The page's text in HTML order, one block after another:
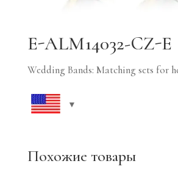
E-ALM14032-CZ-E
Wedding Bands: Matching sets for
Похожие товары